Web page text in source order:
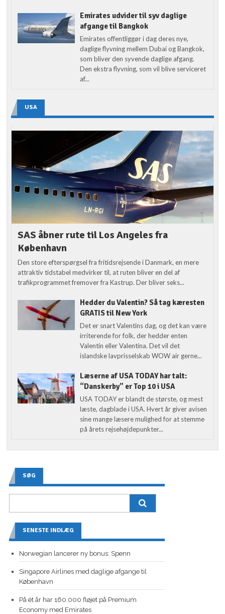
Emirates udvider til syv daglige
afgange til Bangkok
Emirates offentliggør i dag deres nye,
daglige flyvning mellem Dubai og Bangkok,
som bliver den syvende daglige afgang.
Den ekstra flyvning, som vil blive serviceret
af...
USA
SAS åbner rute til Los Angeles fra
København
Den store efterspørgsel fra fritidsrejsende i Danmark, en mere
attraktiv tidstabel medvirker til, at ruten bliver en del af
trafikprogrammet fremover fra Kastrup. Der bliver seks...
Hedder du Valentin? Så tag kæresten
GRATIS til New York
Det er snart Valentins dag, og det kan være
irriterende for folk, der hedder enten
Valentin eller Valentina. Det vil det
islandske lavprisselskab WOW air gerne...
Læserne af USA TODAY har talt:
“Danskerby” er Top 10 i USA
USA TODAY er blandt de største, og mest
læste, dagblade i USA. Hvert år giver avisen
sine mange læsere mulighed for at stemme
på årets rejsehøjdepunkter...
SØG
SENESTE INDLÆG
Norwegian lancerer ny bonus: Spenn
Singapore Airlines med daglige afgange til
København
På ét år har 160.000 fløjet på Premium
Economy med Emirates